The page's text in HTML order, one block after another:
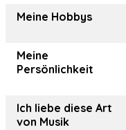
Meine Hobbys
Meine
Persönlichkeit
Ich liebe diese Art
von Musik